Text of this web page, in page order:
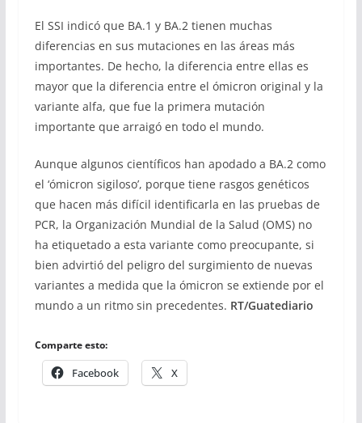
El SSI indicó que BA.1 y BA.2 tienen muchas
diferencias en sus mutaciones en las áreas más
importantes. De hecho, la diferencia entre ellas es
mayor que la diferencia entre el ómicron original y la
variante alfa, que fue la primera mutación
importante que arraigó en todo el mundo.
Aunque algunos científicos han apodado a BA.2 como
el ‘ómicron sigiloso’, porque tiene rasgos genéticos
que hacen más difícil identificarla en las pruebas de
PCR, la Organización Mundial de la Salud (OMS) no
ha etiquetado a esta variante como preocupante, si
bien advirtió del peligro del surgimiento de nuevas
variantes a medida que la ómicron se extiende por el
mundo a un ritmo sin precedentes. RT/Guatediario
Comparte esto:
Facebook X